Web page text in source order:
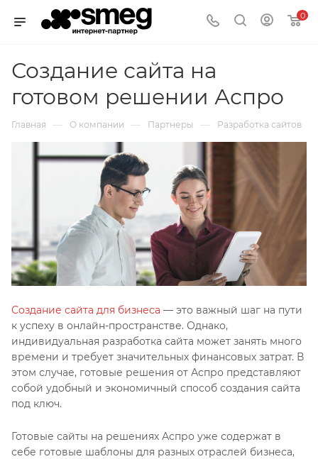
0
Создание сайта на
готовом решении Аспро
Главная — О компании — Партнеры — Разработка сайтов
Создание сайта для бизнеса — это важный шаг на пути
к успеху в онлайн-пространстве. Однако,
индивидуальная разработка сайта может занять много
времени и требует значительных финансовых затрат. В
этом случае, готовые решения от Аспро представляют
собой удобный и экономичный способ создания сайта
под ключ.
Готовые сайты на решениях Аспро уже содержат в
себе готовые шаблоны для разных отраслей бизнеса,